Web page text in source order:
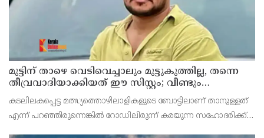
മുട്ടിന് താഴെ വെടിവെച്ചാലും മുട്ടുകുത്തില്ല, തന്നെ
തീവ്രവാദിയാക്കിയത് ഈ സിസ്റ്റം; വീണ്ടും
പോസ്റ്റുമായി അര്‍ജുന്‍ ആയങ്കി
കടലിലകപ്പെട്ട മത്സ്യത്തൊഴിലാളികളുടെ ബോട്ടിലാണ് താനുള്ളത്
എന്ന് പറഞ്ഞിരുന്നെങ്കില്‍ റോഡിലിരുന്ന് കരയുന്ന സഹോദരിക്ക്